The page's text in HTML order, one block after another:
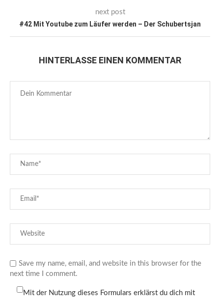
next post
#42 Mit Youtube zum Läufer werden – Der Schubertsjan
HINTERLASSE EINEN KOMMENTAR
Save my name, email, and website in this browser for the
next time I comment.
Mit der Nutzung dieses Formulars erklärst du dich mit